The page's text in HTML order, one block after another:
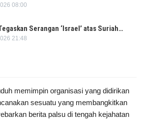
08:00
Serangan ‘Israel’ atas Suriah…
21:48
memimpin organisasi yang didirikan
sesuatu yang membangkitkan
berita palsu di tengah kejahatan